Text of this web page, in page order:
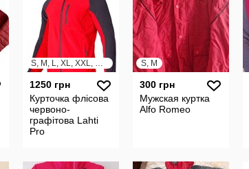
S, M, L, XL, XXL, XXXL
1250 грн
Курточка флісова
червоно-
графітова Lahti
Pro
S, M
300 грн
Мужская куртка
Alfo Romeo